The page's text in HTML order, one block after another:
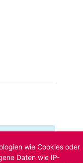
und wirwie Cookies oder
Daten wie IP-